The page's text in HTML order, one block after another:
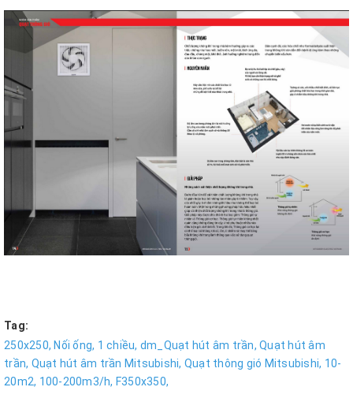
Tag:
250x250, Nối ống, 1 chiều, dm_Quạt hút âm trần, Quạt hút âm
trần, Quạt hút âm trần Mitsubishi, Quạt thông gió Mitsubishi, 10-
20m2, 100-200m3/h, F350x350,